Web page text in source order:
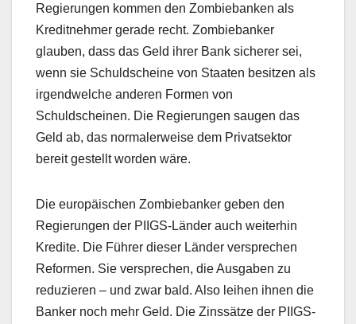
Regierungen kommen den Zombiebanken als
Kreditnehmer gerade recht. Zombiebanker
glauben, dass das Geld ihrer Bank sicherer sei,
wenn sie Schuldscheine von Staaten besitzen als
irgendwelche anderen Formen von
Schuldscheinen. Die Regierungen saugen das
Geld ab, das normalerweise dem Privatsektor
bereit gestellt worden wäre.
Die europäischen Zombiebanker geben den
Regierungen der PIIGS-Länder auch weiterhin
Kredite. Die Führer dieser Länder versprechen
Reformen. Sie versprechen, die Ausgaben zu
reduzieren – und zwar bald. Also leihen ihnen die
Banker noch mehr Geld. Die Zinssätze der PIIGS-